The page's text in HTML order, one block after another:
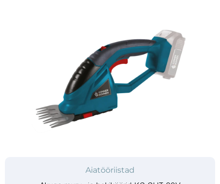
Aiatööriistad